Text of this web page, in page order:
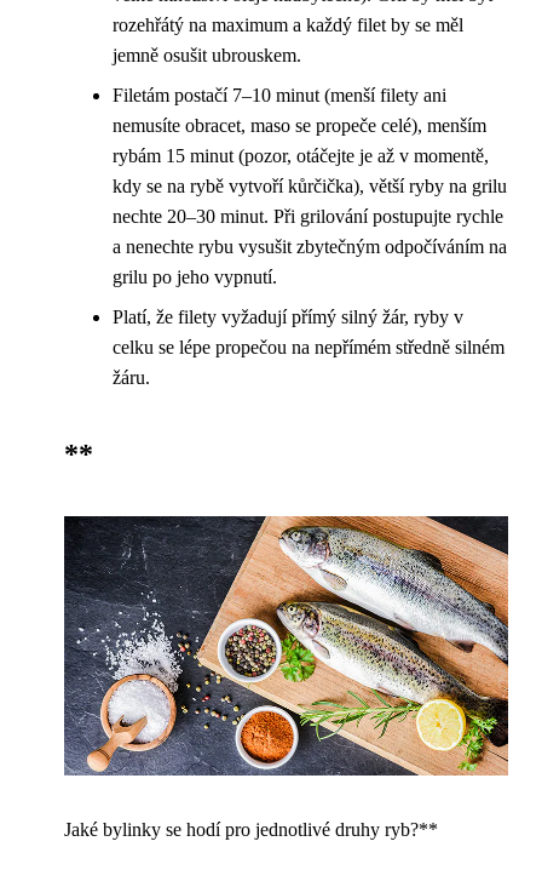
rozehřátý na maximum a každý filet by se měl
jemně osušit ubrouskem.
Filetám postačí 7–10 minut (menší filety ani
nemusíte obracet, maso se propeče celé), menším
rybám 15 minut (pozor, otáčejte je až v momentě,
kdy se na rybě vytvoří kůrčička), větší ryby na grilu
nechte 20–30 minut. Při grilování postupujte rychle
a nenechte rybu vysušit zbytečným odpočíváním na
grilu po jeho vypnutí.
Platí, že filety vyžadují přímý silný žár, ryby v
celku se lépe propečou na nepřímém středně silném
žáru.
**
Jaké bylinky se hodí pro jednotlivé druhy ryb?**